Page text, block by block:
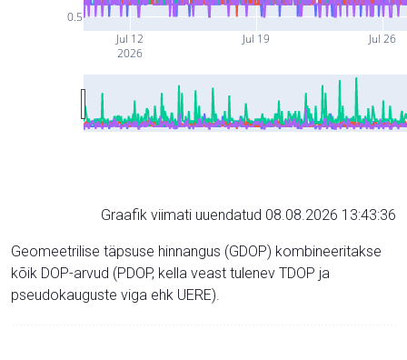
Jul 12
2026
Jul 19 Jul 26
0.5
Graafik viimati uuendatud 08.08.2026 13:43:36
Geomeetrilise täpsuse hinnangus (GDOP) kombineeritakse
kõik DOP-arvud (PDOP, kella veast tulenev TDOP ja
pseudokauguste viga ehk UERE).